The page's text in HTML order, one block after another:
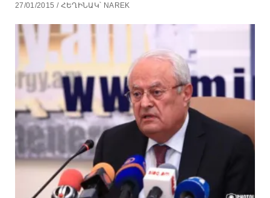
27/01/2015 / ՀԵՂԻՆԱԿ՝ NAREK